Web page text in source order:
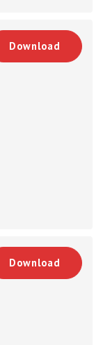
Download
Download